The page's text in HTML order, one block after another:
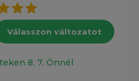
Válasszon változatot
8. 7. Önnél